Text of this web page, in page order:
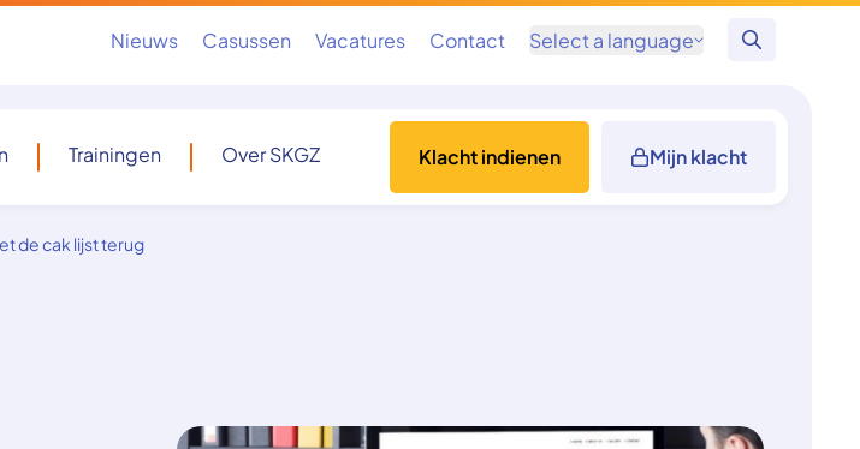
Nieuws Casussen Vacatures Contact Select a language
Zoeken
Trainingen Over SKGZ Klacht indienen Mijn klacht
de cak lijst terug